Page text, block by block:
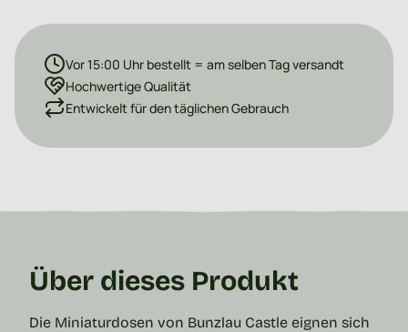
Vor 15:00 Uhr bestellt = am selben Tag versandt
Hochwertige Qualität
Entwickelt für den täglichen Gebrauch
Über dieses Produkt
Die Miniaturdosen von Bunzlau Castle eignen sich